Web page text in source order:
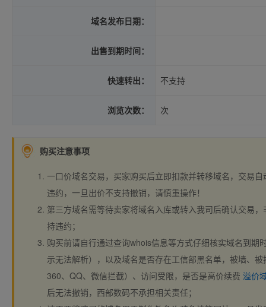
域名发布日期：
出售到期时间：
快速转出： 不支持
浏览次数： 次
购买注意事项
一口价域名交易，买家购买后立即扣款并转移域名，交易
违约，一旦出价不支持撤销，请慎重操作！
第三方域名需等待卖家将域名入库或转入我司后确认交易
持违约；
购买前请自行通过查询whois信息等方式仔细核实域名到期
示无法解析），以及域名是否存在工信部黑名单，被墙、
360、QQ、微信拦截）、访问受限，是否是高价续费 溢价
后无法撤销，西部数码不承担相关责任；